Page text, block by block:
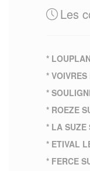
Les
*
*
*
* ROEZE
* LA SUZE
* ETIVAL
* FERCE